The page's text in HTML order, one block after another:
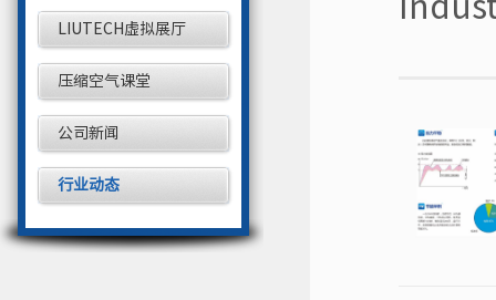
LIUTECH虚拟展厅
压缩空气课堂
公司新闻
行业动态